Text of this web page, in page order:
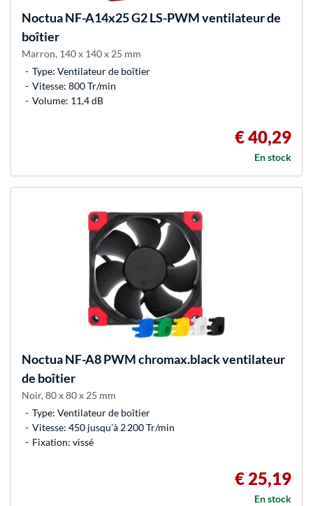
NoctuaNF-A14x25 G2 LS-PWM ventilateur de
boîtier
Marron, 140 x 140 x 25 mm
Type: Ventilateur de boîtier
Vitesse: 800 Tr/min
Volume: 11,4 dB
€ 40,29
En stock
NoctuaNF-A8 PWM chromax.black ventilateur
de boîtier
Noir, 80 x 80 x 25 mm
Type: Ventilateur de boîtier
Vitesse: 450 jusqu'à 2 200 Tr/min
Fixation: vissé
€ 25,19
En stock